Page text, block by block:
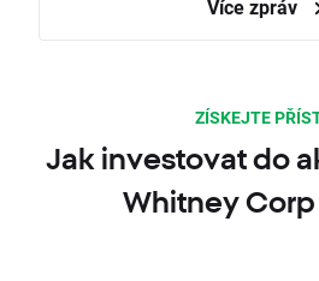
Více zpráv
ZÍSKEJTE
Jak investovat do
Whitney Corp